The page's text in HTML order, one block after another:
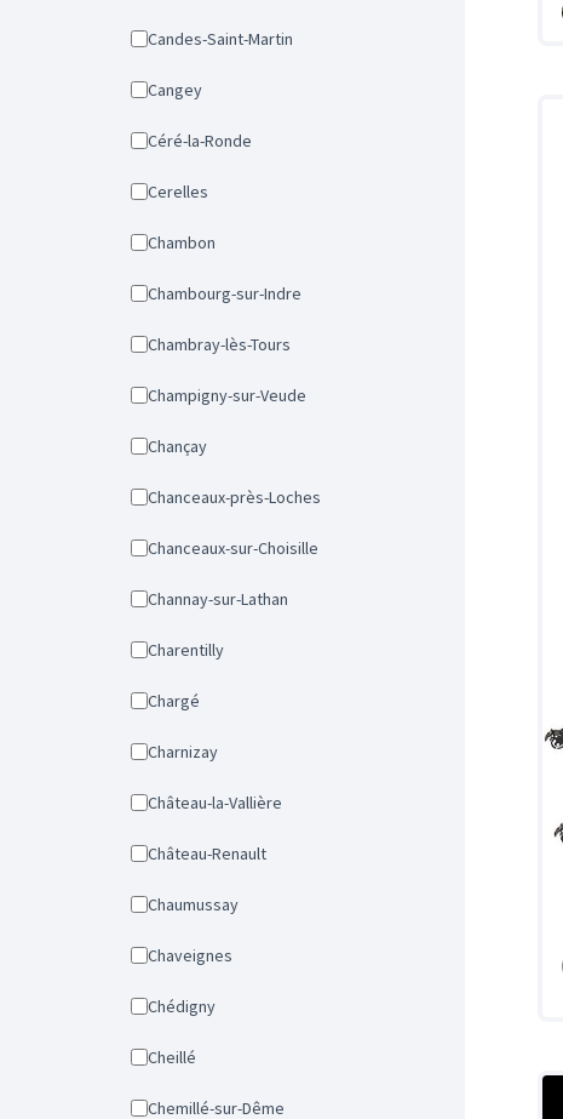
Candes-Saint-Martin
Cangey
Céré-la-Ronde
Cerelles
Chambon
Chambourg-sur-Indre
Chambray-lès-Tours
Champigny-sur-Veude
Chançay
Chanceaux-près-Loches
Chanceaux-sur-Choisille
Channay-sur-Lathan
Charentilly
Chargé
Charnizay
Château-la-Vallière
Château-Renault
Chaumussay
Chaveignes
Chédigny
Cheillé
Chemillé-sur-Dême